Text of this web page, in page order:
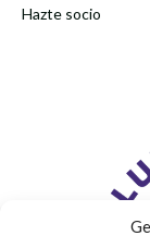
Hazte socio